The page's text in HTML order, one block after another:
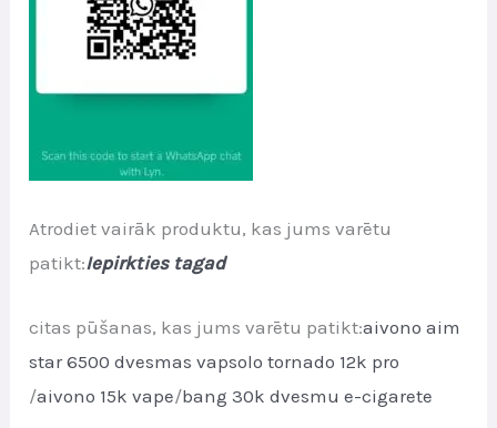
Atrodiet vairāk produktu, kas jums varētu
patikt:Iepirkties tagad
citas pūšanas, kas jums varētu patikt:aivono aim
star 6500 dvesmas vapsolo tornado 12k pro
/aivono 15k vape/bang 30k dvesmu e-cigarete